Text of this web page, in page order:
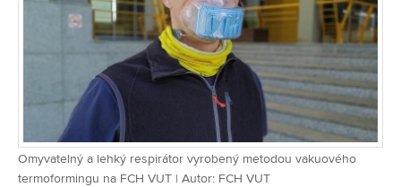
Omyvatelný a lehký respirátor vyrobený metodou vakuového
termoformingu na FCH VUT | Autor: FCH VUT